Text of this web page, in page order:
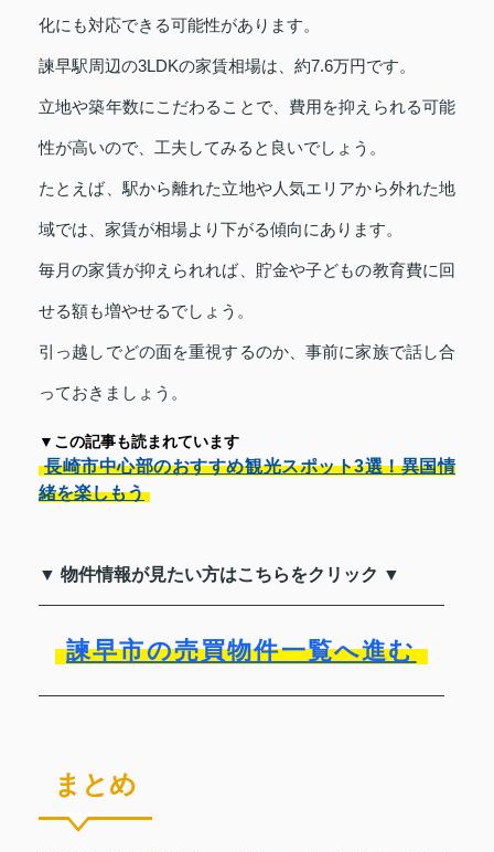
化にも対応できる可能性があります。
諫早駅周辺の3LDKの家賃相場は、約7.6万円です。
立地や築年数にこだわることで、費用を抑えられる可能
性が高いので、工夫してみると良いでしょう。
たとえば、駅から離れた立地や人気エリアから外れた地
域では、家賃が相場より下がる傾向にあります。
毎月の家賃が抑えられれば、貯金や子どもの教育費に回
せる額も増やせるでしょう。
引っ越しでどの面を重視するのか、事前に家族で話し合
っておきましょう。
▼この記事も読まれています
長崎市中心部のおすすめ観光スポット3選！異国情
緒を楽しもう
▼ 物件情報が見たい方はこちらをクリック ▼
諫早市の売買物件一覧へ進む
まとめ